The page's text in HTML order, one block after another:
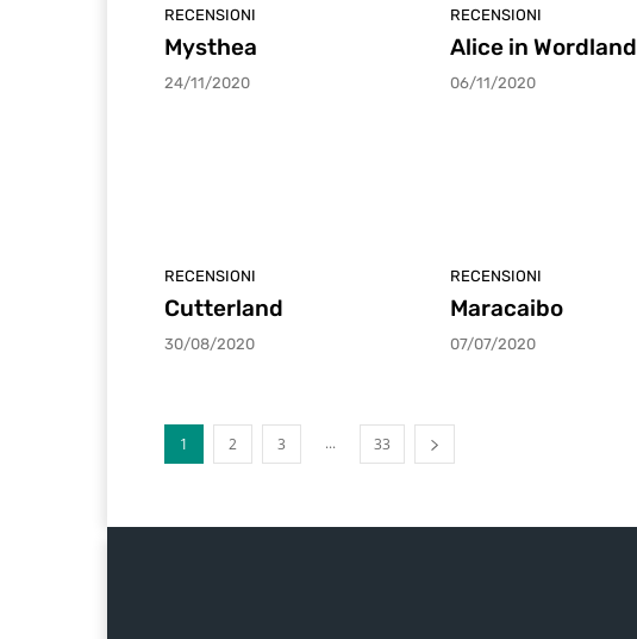
RECENSIONI
Mysthea
24/11/2020
RECENSIONI
Alice in Wordland
06/11/2020
RECENSIONI
Cutterland
30/08/2020
RECENSIONI
Maracaibo
07/07/2020
1 2 3 ... 33